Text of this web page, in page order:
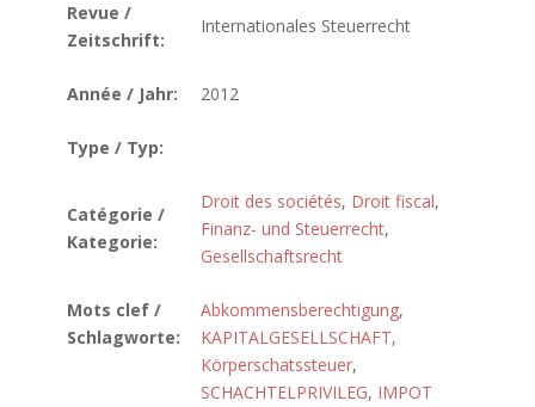
Revue /
Zeitschrift:
Internationales Steuerrecht
Année / Jahr: 2012
Type / Typ:
Catégorie /
Kategorie:
Droit des sociétés, Droit fiscal,
Finanz- und Steuerrecht,
Gesellschaftsrecht
Mots clef /
Schlagworte:
Abkommensberechtigung,
KAPITALGESELLSCHAFT,
Körperschatssteuer,
SCHACHTELPRIVILEG, IMPOT